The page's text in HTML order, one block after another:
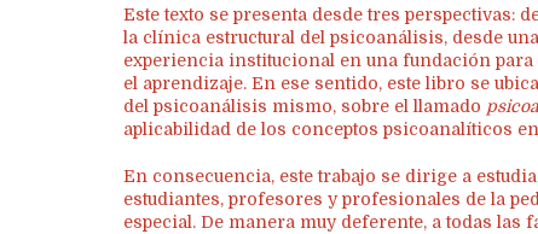
Este texto se presenta desde tres perspectivas:
la clínica estructural del psicoanálisis, desde
experiencia institucional en una fundación
el aprendizaje. En ese sentido, este libro se
del psicoanálisis mismo, sobre el llamado
aplicabilidad de los conceptos psicoanalíticos
En consecuencia, este trabajo se dirige a
estudiantes, profesores y profesionales de la
especial. De manera muy deferente, a todas